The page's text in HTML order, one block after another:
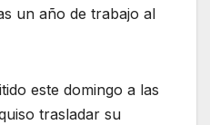
un año de trabajo al
este domingo a las
trasladar su